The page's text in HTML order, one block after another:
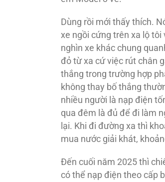
Dùng rồi mới thấy thích.
xe ngồi cứng trên xa lộ
nghìn xe khác chung
đỏ từ xa cứ việc rút chân
thắng trong trường hợp
không thay bố thắng
nhiều người là nạp điện
qua đêm là đủ để đi làm
lại. Khi đi đường xa thì
mua nước giải khát,
Đến cuối năm 2025 thì
có thể nạp điện theo cấp